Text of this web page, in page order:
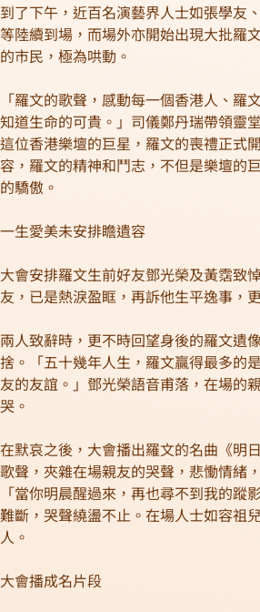
到了下午，近百名演藝界人士如張學友
等陸續到場，而場外亦開始出現大批羅
的市民，極為哄動。
「羅文的歌聲，感動每一個香港人、羅
知道生命的可貴。」司儀鄭丹瑞帶領靈
這位香港樂壇的巨星，羅文的喪禮正式
容，羅文的精神和鬥志，不但是樂壇的
的驕傲。
一生愛美未安排瞻遺容
大會安排羅文生前好友鄧光榮及黃霑致
友，已是熱淚盈眶，再訴他生平逸事，
兩人致辭時，更不時回望身後的羅文遺
捨。「五十幾年人生，羅文贏得最多的
友的友誼。」鄧光榮語音甫落，在場的
哭。
在默哀之後，大會播出羅文的名曲《明
歌聲，夾雜在場親友的哭聲，悲慟情緒
「當你明晨醒過來，再也尋不到我的
難斷，哭聲繞盪不止。在場人士如容祖
人。
大會播成名片段